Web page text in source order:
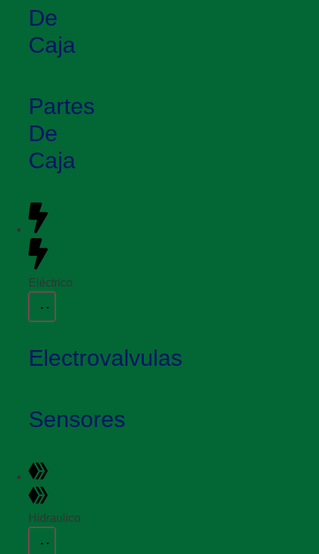
De
Caja
Partes
De
Caja
Eléctrico
Electrovalvulas
Sensores
Hidraulico